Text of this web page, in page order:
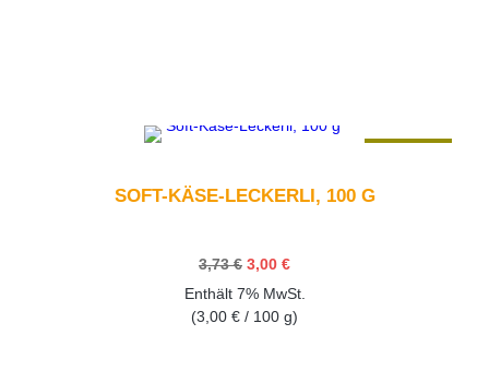
SOFT-KÄSE-LECKERLI, 100 G
3,73€ Ursprünglicher
war:
3,73 €
3,00 €Aktueller
ist:
3,00 €.
Enthält 7% MwSt.
(3,00 € / 100 g)